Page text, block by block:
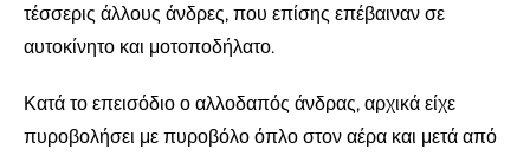
τέσσερις άλλους άνδρες, που επίσης επέβαιναν σε
αυτοκίνητο και μοτοποδήλατο.
Κατά το επεισόδιο ο αλλοδαπός άνδρας, αρχικά είχε
πυροβολήσει με πυροβόλο όπλο στον αέρα και μετά από